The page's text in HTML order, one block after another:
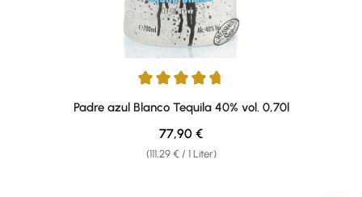
Durchschnittliche Bewertung von 4.64 von 5 Sternen
Padre azul Blanco Tequila 40% vol. 0,70l
(111,29 € / 1 Liter)
Regulärer Preis:
77,90 €